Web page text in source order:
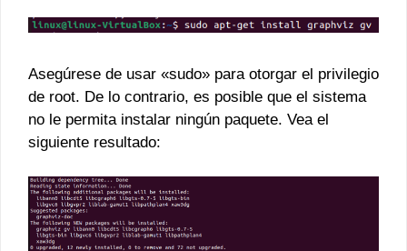
Asegúrese de usar «sudo» para otorgar el privilegio
de root. De lo contrario, es posible que el sistema
no le permita instalar ningún paquete. Vea el
siguiente resultado: